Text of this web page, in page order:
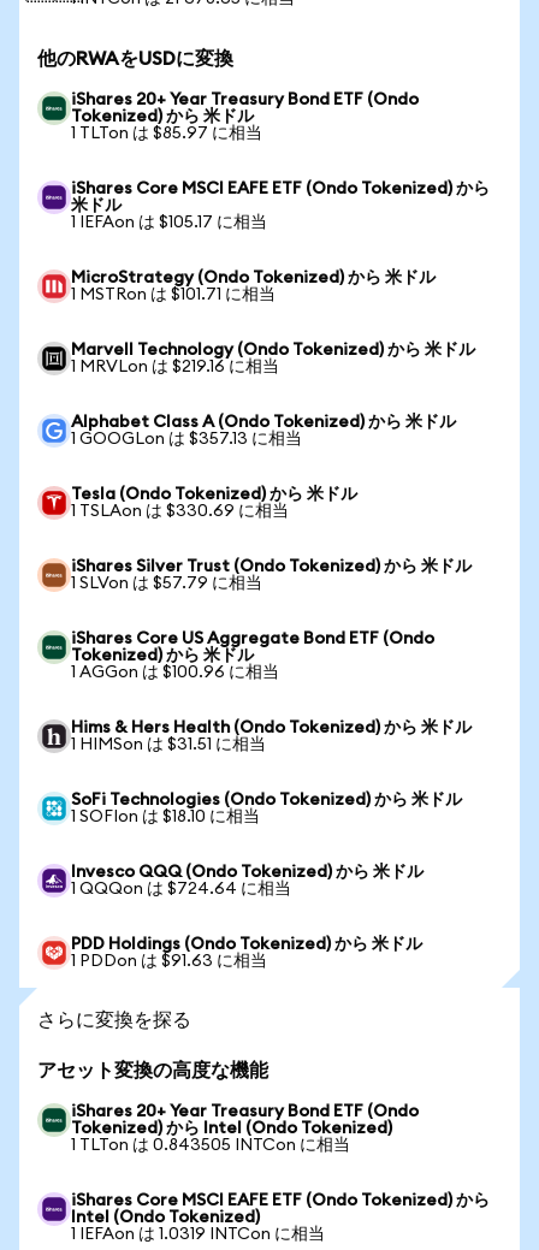
他のRWAをUSDに変換
iShares 20+ Year Treasury Bond ETF (Ondo
Tokenized) から 米ドル
1 TLTon は $85.97 に相当
iShares Core MSCI EAFE ETF (Ondo Tokenized) から
米ドル
1 IEFAon は $105.17 に相当
MicroStrategy (Ondo Tokenized) から 米ドル
1 MSTRon は $101.71 に相当
Marvell Technology (Ondo Tokenized) から 米ドル
1 MRVLon は $219.16 に相当
Alphabet Class A (Ondo Tokenized) から 米ドル
1 GOOGLon は $357.13 に相当
Tesla (Ondo Tokenized) から 米ドル
1 TSLAon は $330.69 に相当
iShares Silver Trust (Ondo Tokenized) から 米ドル
1 SLVon は $57.79 に相当
iShares Core US Aggregate Bond ETF (Ondo
Tokenized) から 米ドル
1 AGGon は $100.96 に相当
Hims & Hers Health (Ondo Tokenized) から 米ドル
1 HIMSon は $31.51 に相当
SoFi Technologies (Ondo Tokenized) から 米ドル
1 SOFIon は $18.10 に相当
Invesco QQQ (Ondo Tokenized) から 米ドル
1 QQQon は $724.64 に相当
PDD Holdings (Ondo Tokenized) から 米ドル
1 PDDon は $91.63 に相当
さらに変換を探る
アセット変換の高度な機能
iShares 20+ Year Treasury Bond ETF (Ondo
Tokenized) から Intel (Ondo Tokenized)
1 TLTon は 0.843505 INTCon に相当
iShares Core MSCI EAFE ETF (Ondo Tokenized) から
Intel (Ondo Tokenized)
1 IEFAon は 1.0319 INTCon に相当